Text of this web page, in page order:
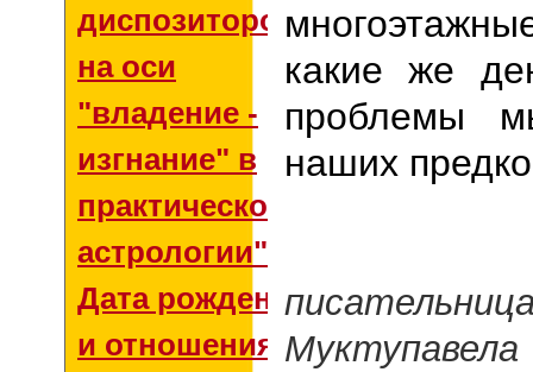
диспозиторов
на оси
"владение -
изгнание" в
практической
астрологии"
Дата рождения
и отношения со
какие же
проблемы
наших